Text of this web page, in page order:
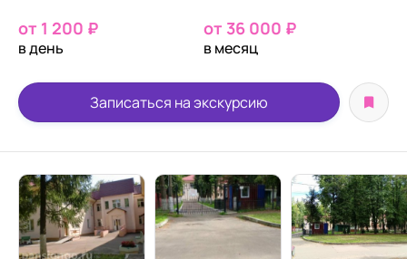
от 1 200 ₽
в день
от 36 000 ₽
в месяц
Записаться на экскурсию